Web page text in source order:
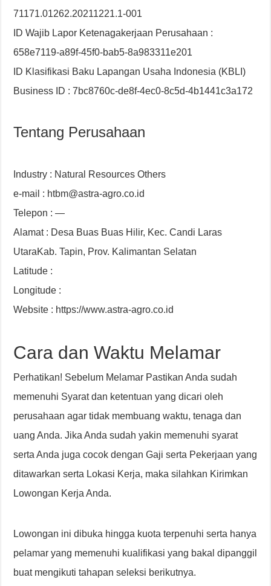
71171.01262.20211221.1-001
ID Wajib Lapor Ketenagakerjaan Perusahaan :
658e7119-a89f-45f0-bab5-8a983311e201
ID Klasifikasi Baku Lapangan Usaha Indonesia (KBLI)
Business ID : 7bc8760c-de8f-4ec0-8c5d-4b1441c3a172
Tentang Perusahaan
Industry : Natural Resources Others
e-mail : htbm@astra-agro.co.id
Telepon : —
Alamat : Desa Buas Buas Hilir, Kec. Candi Laras
UtaraKab. Tapin, Prov. Kalimantan Selatan
Latitude :
Longitude :
Website : https://www.astra-agro.co.id
Cara dan Waktu Melamar
Perhatikan! Sebelum Melamar Pastikan Anda sudah
memenuhi Syarat dan ketentuan yang dicari oleh
perusahaan agar tidak membuang waktu, tenaga dan
uang Anda. Jika Anda sudah yakin memenuhi syarat
serta Anda juga cocok dengan Gaji serta Pekerjaan yang
ditawarkan serta Lokasi Kerja, maka silahkan Kirimkan
Lowongan Kerja Anda.
Lowongan ini dibuka hingga kuota terpenuhi serta hanya
pelamar yang memenuhi kualifikasi yang bakal dipanggil
buat mengikuti tahapan seleksi berikutnya.